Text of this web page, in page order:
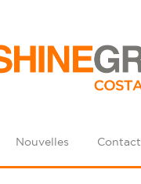
Nouvelles Contact